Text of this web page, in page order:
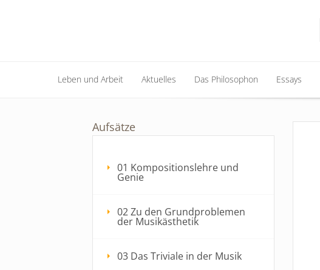
Leben und Arbeit Aktuelles Das Philosophon Essays
Aufsätze
01 Kompositionslehre und
Genie
02 Zu den Grundproblemen
der Musikästhetik
03 Das Triviale in der Musik